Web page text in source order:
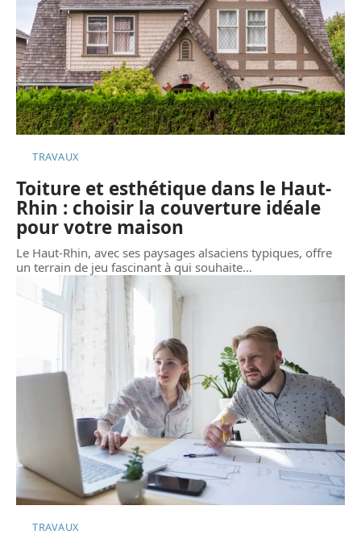
TRAVAUX
Toiture et esthétique dans le Haut-
Rhin : choisir la couverture idéale
pour votre maison
Le Haut-Rhin, avec ses paysages alsaciens typiques, offre
un terrain de jeu fascinant à qui souhaite…
TRAVAUX